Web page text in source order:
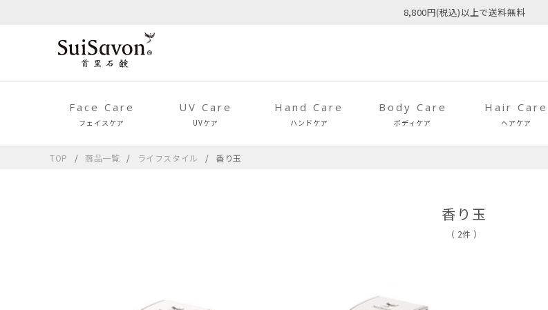
8,800円(税込)以上で送料無料
Face Care
フェイスケア
UV Care
UVケア
Hand Care
ハンドケア
Body Care
ボディケア
Hair Care
ヘアケア
TOP 商品一覧 ライフスタイル 香り玉
香り玉
（ 2件 ）